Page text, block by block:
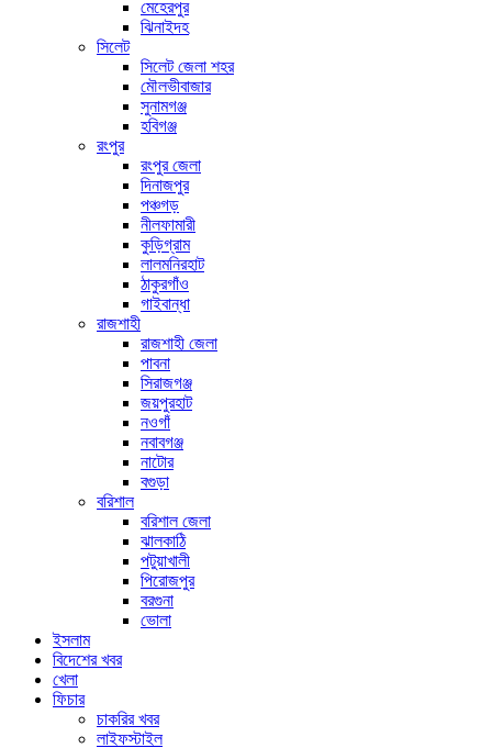
মেহেরপুর
ঝিনাইদহ
সিলেট
সিলেট জেলা শহর
মৌলভীবাজার
সুনামগঞ্জ
হবিগঞ্জ
রংপুর
রংপুর জেলা
দিনাজপুর
পঞ্চগড়
নীলফামারী
কুড়িগ্রাম
লালমনিরহাট
ঠাকুরগাঁও
গাইবান্ধা
রাজশাহী
রাজশাহী জেলা
পাবনা
সিরাজগঞ্জ
জয়পুরহাট
নওগাঁ
নবাবগঞ্জ
নাটোর
বগুড়া
বরিশাল
বরিশাল জেলা
ঝালকাঠি
পটুয়াখালী
পিরোজপুর
বরগুনা
ভোলা
ইসলাম
বিদেশের খবর
খেলা
ফিচার
চাকরির খবর
লাইফস্টাইল